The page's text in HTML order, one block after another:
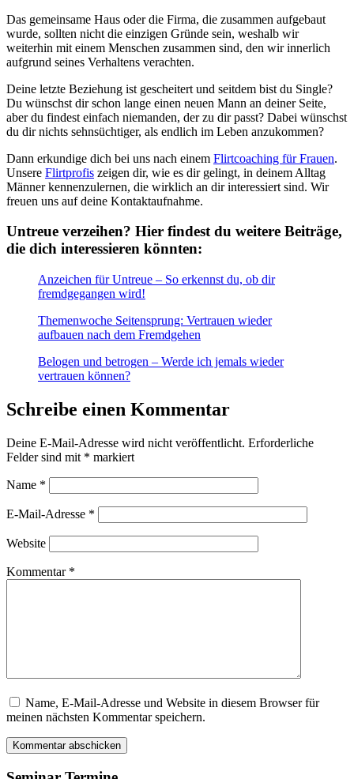
Das gemeinsame Haus oder die Firma, die zusammen aufgebaut
wurde, sollten nicht die einzigen Gründe sein, weshalb wir
weiterhin mit einem Menschen zusammen sind, den wir innerlich
aufgrund seines Verhaltens verachten.
Deine letzte Beziehung ist gescheitert und seitdem bist du Single?
Du wünschst dir schon lange einen neuen Mann an deiner Seite,
aber du findest einfach niemanden, der zu dir passt? Dabei wünschst
du dir nichts sehnsüchtiger, als endlich im Leben anzukommen?
Dann erkundige dich bei uns nach einem Flirtcoaching für Frauen.
Unsere Flirtprofis zeigen dir, wie es dir gelingt, in deinem Alltag
Männer kennenzulernen, die wirklich an dir interessiert sind. Wir
freuen uns auf deine Kontaktaufnahme.
Untreue verzeihen? Hier findest du weitere Beiträge,
die dich interessieren könnten:
Anzeichen für Untreue – So erkennst du, ob dir
fremdgegangen wird!
Themenwoche Seitensprung: Vertrauen wieder
aufbauen nach dem Fremdgehen
Belogen und betrogen – Werde ich jemals wieder
vertrauen können?
Schreibe einen Kommentar
Deine E-Mail-Adresse wird nicht veröffentlicht. Erforderliche
Felder sind mit * markiert
Name *
E-Mail-Adresse *
Website
Kommentar *
Dieses
bitte
leer
lassen
Name, E-Mail-Adresse und Website in diesem Browser für
meinen nächsten Kommentar speichern.